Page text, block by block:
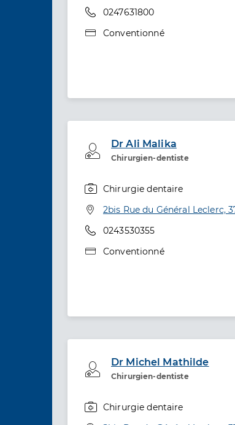
Téléphone
0247631800
Type de convention
Conventionné
Dr Ali Malika
Chirurgien-dentiste
Professionel de
Chirurgie dentaire
Adresse
2bis Rue du Général Leclerc,
Téléphone
0243530355
Type de convention
Conventionné
Dr Michel Mathilde
Chirurgien-dentiste
Professionel de
Chirurgie dentaire